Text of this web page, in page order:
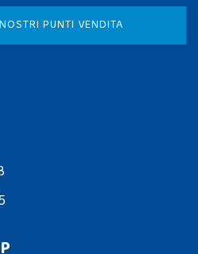
PUNTI VENDITA